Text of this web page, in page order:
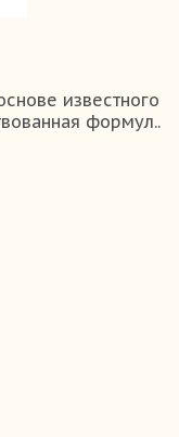
известного
формул..